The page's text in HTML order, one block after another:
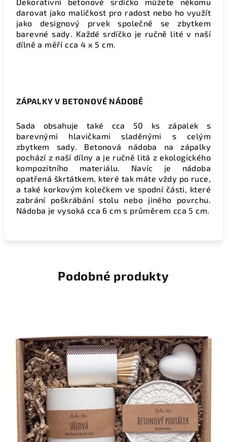
Dekorativní betonové srdíčko můžete někomu
darovat jako maličkost pro radost nebo ho využít
jako designový prvek společně se zbytkem
barevné sady. Každé srdíčko je ručně lité v naší
dílně a měří cca 4 x 5 cm.
ZÁPALKY V BETONOVÉ NÁDOBĚ
Sada obsahuje také cca 50 ks zápalek s
barevnými hlavičkami sladěnými s celým
zbytkem sady. Betonová nádoba na zápalky
pochází z naší dílny a je ručně litá z ekologického
kompozitního materiálu. Navíc je nádoba
opatřená škrtátkem, které tak máte vždy po ruce,
a také korkovým kolečkem ve spodní části, které
zabrání poškrábání stolu nebo jiného povrchu.
Nádoba je vysoká cca 6 cm s průměrem cca 5 cm.
Podobné produkty